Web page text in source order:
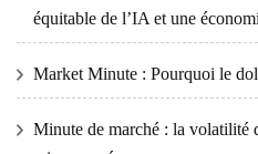
équitable de l’IA et une
Market Minute : Pourquoi le
Minute de marché : la volatilité